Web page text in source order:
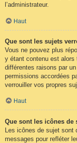
l’administrateur.
Haut
Que sont les sujets
Vous ne pouvez plus
y étant contenu est alors
différentes raisons par
permissions accordées
verrouiller vos propres
Haut
Que sont les icônes de
Les icônes de sujet sont
messages pour refléter